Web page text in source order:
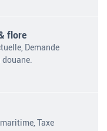
flore
Demande
Taxe